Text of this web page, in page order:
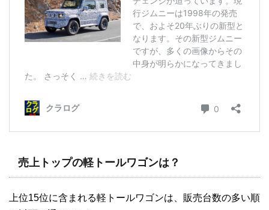
売上トップの軽トールワゴンは？
上位15位に含まれる軽トールワゴンは、販売台数の多い順